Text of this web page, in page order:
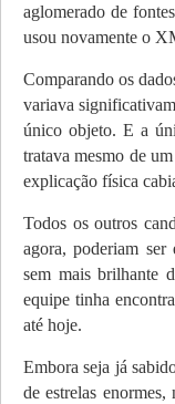
aglomerado de
usou novamente o
Comparando os
variava
único objeto. E a
tratava mesmo de
explicação física
Todos os outros
agora, poderiam
sem mais brilhante
equipe tinha
até hoje.
Embora seja já
de estrelas